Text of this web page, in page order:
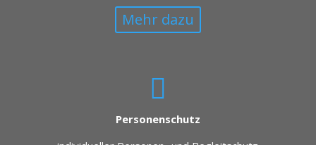
Mehr dazu
Personenschutz